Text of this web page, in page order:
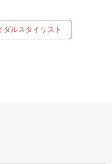
ダルスタイリスト